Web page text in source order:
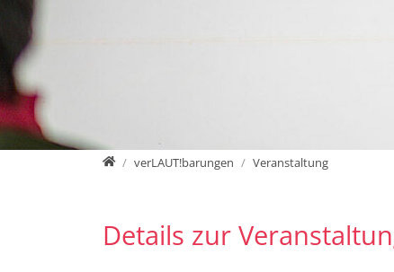
HomeverLAUT!barungen Veranstaltung
Details zur